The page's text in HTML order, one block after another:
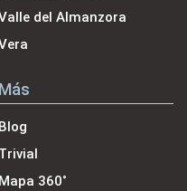
del Almanzora
Más
Blog
Trivial
Mapa 360˚